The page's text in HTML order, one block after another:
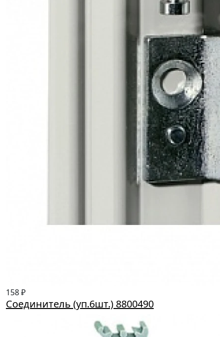
158 ₽
Соединитель (уп.6шт.) 8800490